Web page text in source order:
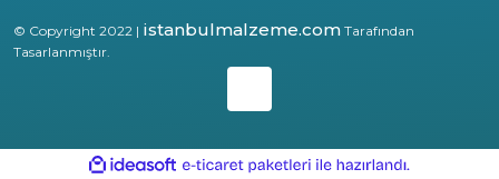
© Copyright 2022 | istanbulmalzeme.com Tarafından
Tasarlanmıştır.
ideasoft
e-